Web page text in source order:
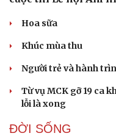
Hoa sữa
Khúc mùa thu
Người trẻ và hành
Từ vụ MCK gỡ 19 ca
lỗi là xong
ĐỜI SỐNG